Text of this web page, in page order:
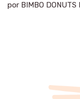
por BIMBO DONUTS